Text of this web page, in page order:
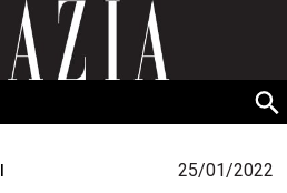
GRAZIA Srbija
25/01/2022